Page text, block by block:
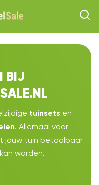
BIJ
tuinsets en
. Allemaal voor
jouw tuin betaalbaar
worden.